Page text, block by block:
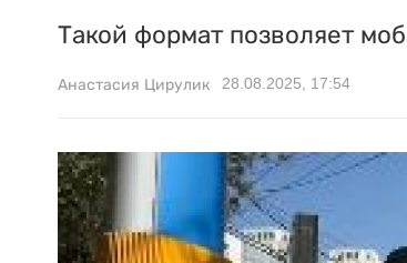
Такой формат позволяет
Анастасия Цирулик 28.08.2025, 17:54